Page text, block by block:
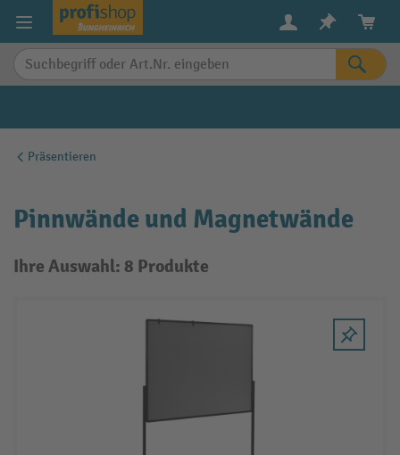
springen
Präsentieren
Pinnwände und Magnetwände
Ihre Auswahl: 8 Produkte